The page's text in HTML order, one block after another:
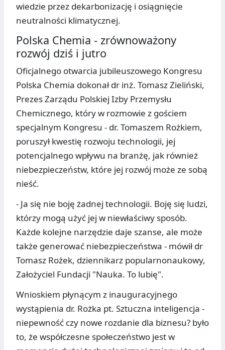
wiedzie przez dekarbonizację i osiągnięcie
neutralności klimatycznej.
Polska Chemia - zrównoważony
rozwój dziś i jutro
Oficjalnego otwarcia jubileuszowego Kongresu
Polska Chemia dokonał dr inż. Tomasz Zieliński,
Prezes Zarządu Polskiej Izby Przemysłu
Chemicznego, który w rozmowie z gościem
specjalnym Kongresu - dr. Tomaszem Rożkiem,
poruszył kwestię rozwoju technologii, jej
potencjalnego wpływu na branżę, jak również
niebezpieczeństw, które jej rozwój może ze sobą
nieść.
- Ja się nie boję żadnej technologii. Boję się ludzi,
którzy mogą użyć jej w niewłaściwy sposób.
Każde kolejne narzędzie daje szanse, ale może
także generować niebezpieczeństwa - mówił dr
Tomasz Rożek, dziennikarz popularnonaukowy,
Założyciel Fundacji "Nauka. To lubię".
Wnioskiem płynącym z inauguracyjnego
wystąpienia dr. Rożka pt. Sztuczna inteligencja -
niepewność czy nowe rozdanie dla biznesu? było
to, że współczesne społeczeństwo jest w